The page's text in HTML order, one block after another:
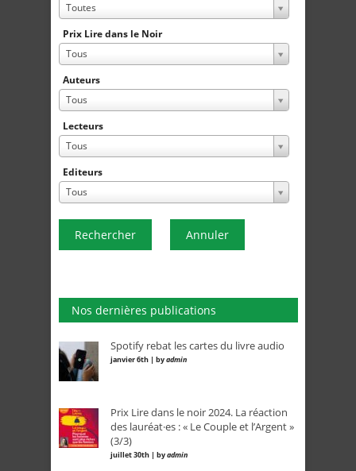
Toutes
Prix Lire dans le Noir
Tous
Auteurs
Tous
Lecteurs
Tous
Editeurs
Tous
Rechercher Annuler
Nos dernières publications
Spotify rebat les cartes du livre audio
janvier 6th | byadmin
Prix Lire dans le noir 2024. La réaction
des lauréat·es : « Le Couple et l’Argent »
(3/3)
juillet 30th | byadmin